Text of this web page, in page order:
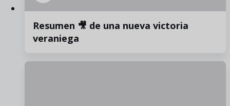
Resumen 🎥 de una nueva victoria
veraniega